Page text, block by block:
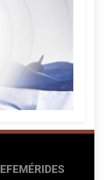
EFEMÉRIDES